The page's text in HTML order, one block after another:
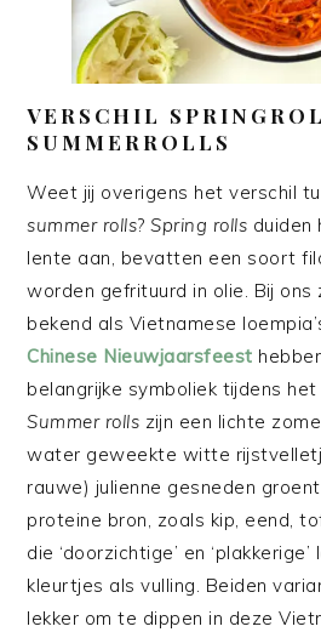
VERSCHIL
SUMMERROLLS
Weet jij overigens het verschil
summer rolls?Spring rolls duiden
lente aan, bevatten een soort
worden gefrituurd in olie. Bij ons
bekend als Vietnamese
Chinese Nieuwjaarsfeest
belangrijke symboliek tijdens
Summer rolls zijn een lichte
water geweekte witte
rauwe) julienne gesneden
proteine bron, zoals kip, eend,
die ‘doorzichtige’ en
kleurtjes als vulling. Beiden
lekker om te dippen in deze